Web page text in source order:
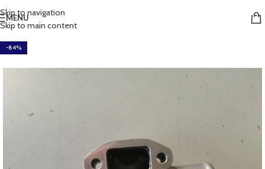
Skip to navigation
Skip to main content
MENU
-84%